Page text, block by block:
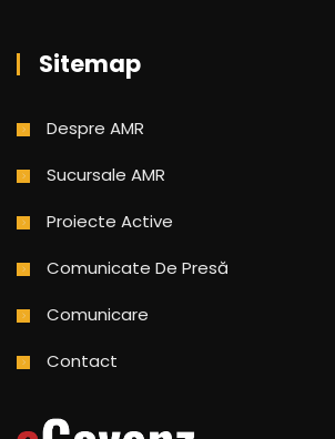
Sitemap
Despre AMR
Sucursale AMR
Proiecte Active
Comunicate De Presă
Comunicare
Contact